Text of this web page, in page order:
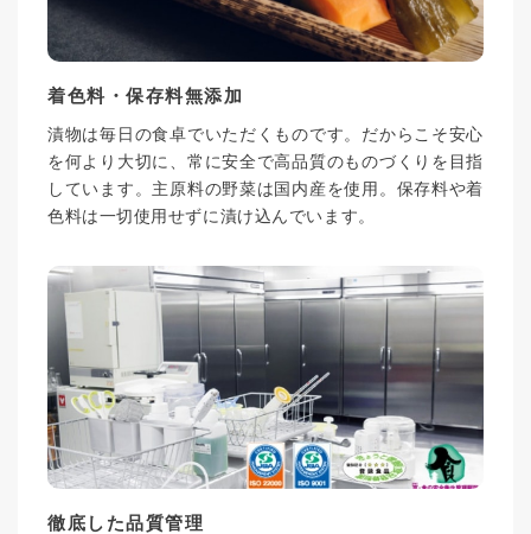
着色料・保存料無添加
漬物は毎日の食卓でいただくものです。だからこそ安心
を何より大切に、常に安全で高品質のものづくりを目指
しています。主原料の野菜は国内産を使用。保存料や着
色料は一切使用せずに漬け込んでいます。
徹底した品質管理